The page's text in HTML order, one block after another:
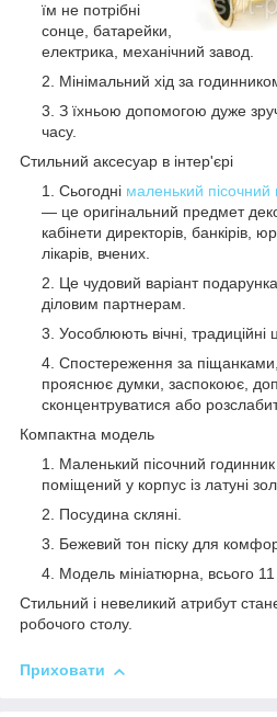
їм не потрібні
сонце, батарейки,
електрика, механічний завод.
Мінімальний хід за
З їхньою допомогою дуже
часу.
Стильний аксесуар в інтер'єрі
Сьогодні маленький
— це оригінальний предмет
кабінети директорів, банкірів,
лікарів, вчених.
Це чудовий варіант
діловим партнерам.
Уособлюють вічні, традиційні
Спостереження за
прояснює думки, заспокоює,
сконцентруватися або
Компактна модель
Маленький пісочний
поміщений у корпус із латуні
Посудина скляні.
Бежевий тон піску для
Модель мініатюрна, всього
Стильний і невеликий атрибут
робочого столу.
Приховати